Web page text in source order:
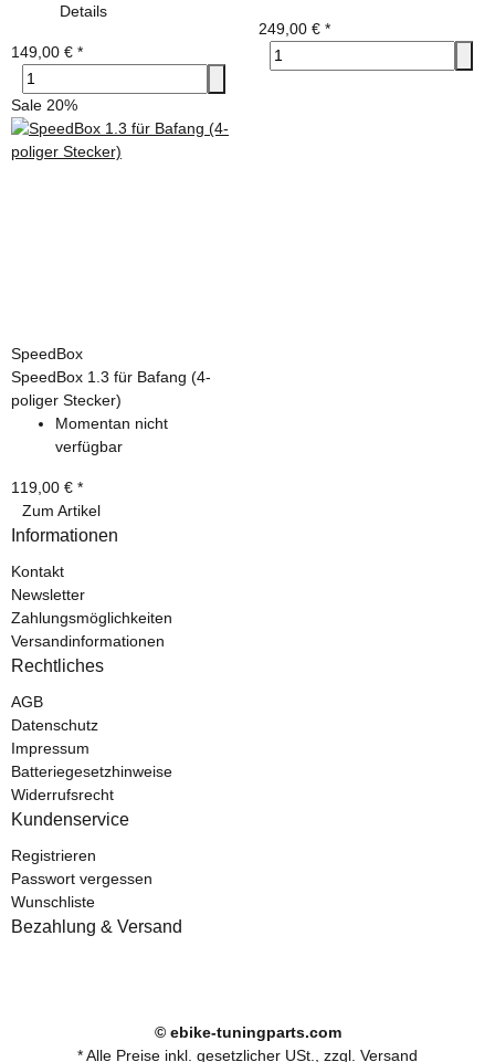
Details
149,00 € *
249,00 € *
Sale 20%
SpeedBox
SpeedBox 1.3 für Bafang (4-
poliger Stecker)
Momentan nicht
verfügbar
119,00 € *
Zum Artikel
Informationen
Kontakt
Newsletter
Zahlungsmöglichkeiten
Versandinformationen
Rechtliches
AGB
Datenschutz
Impressum
Batteriegesetzhinweise
Widerrufsrecht
Kundenservice
Registrieren
Passwort vergessen
Wunschliste
Bezahlung & Versand
© ebike-tuningparts.com
* Alle Preise inkl. gesetzlicher USt., zzgl. Versand